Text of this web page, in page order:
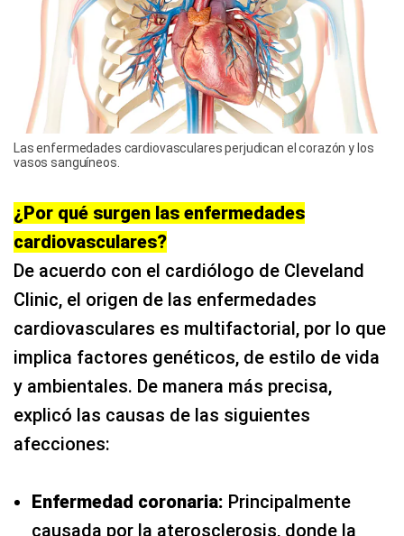
Las enfermedades cardiovasculares perjudican el corazón y los
vasos sanguíneos.
¿Por qué surgen las enfermedades
cardiovasculares?
De acuerdo con el cardiólogo de Cleveland
Clinic, el origen de las enfermedades
cardiovasculares es multifactorial, por lo que
implica factores genéticos, de estilo de vida
y ambientales. De manera más precisa,
explicó las causas de las siguientes
afecciones:
Enfermedad coronaria: Principalmente
causada por la aterosclerosis, donde la